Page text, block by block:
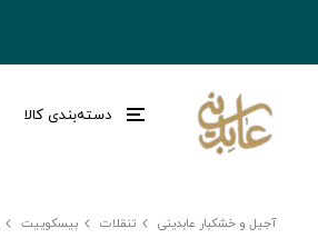
دسته‌بندی کالا
آجیل و خشکبار عابدینی تنقلات بیسکوییت